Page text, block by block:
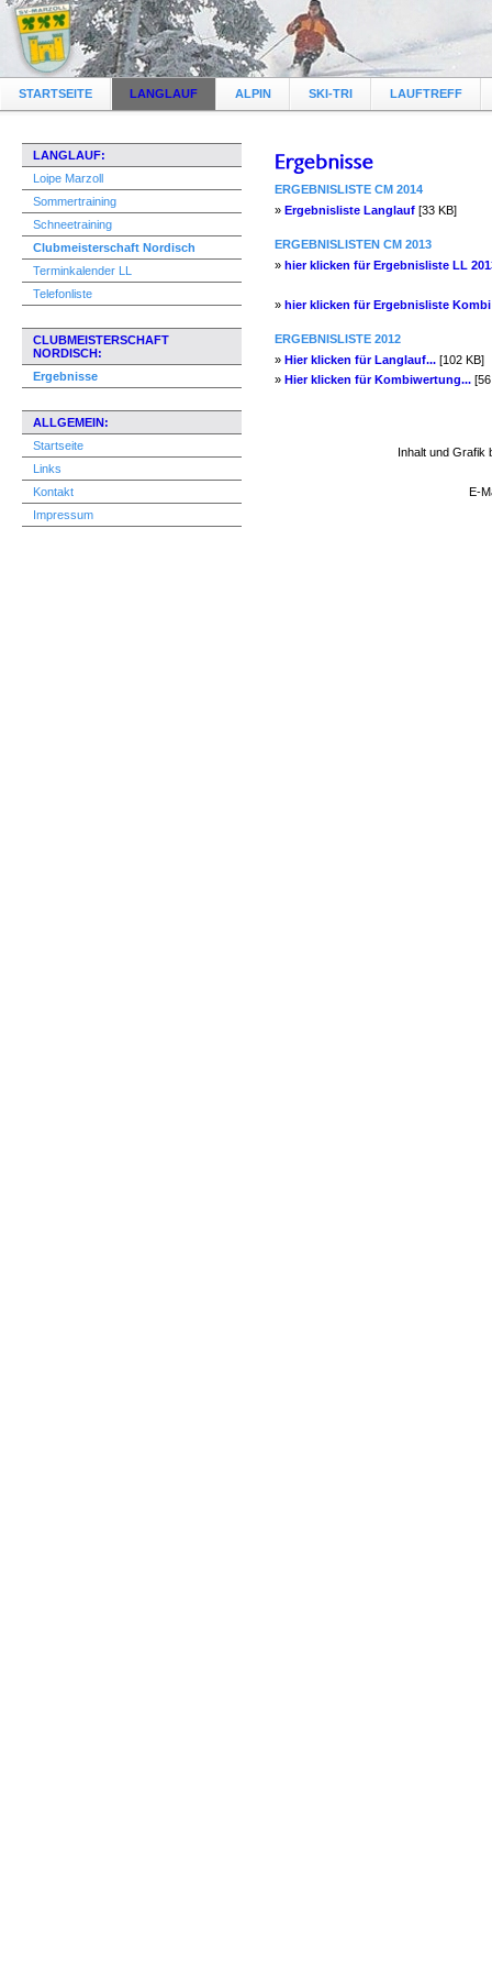
STARTSEITE LANGLAUF ALPIN SKI-TRI LAUFTREFF
LANGLAUF:
Loipe Marzoll
Sommertraining
Schneetraining
Clubmeisterschaft Nordisch
Terminkalender LL
Telefonliste
CLUBMEISTERSCHAFT
NORDISCH:
Ergebnisse
ALLGEMEIN:
Startseite
Links
Kontakt
Impressum
ERGEBNISLISTE CM 2014
» Ergebnisliste Langlauf [33 KB]
ERGEBNISLISTEN CM 2013
» hier klicken für Ergebnisliste LL
» hier klicken für Ergebnisliste Kombi
ERGEBNISLISTE 2012
» Hier klicken für Langlauf... [102 KB]
» Hier klicken für Kombiwertung...
Inhalt und Grafik
E-